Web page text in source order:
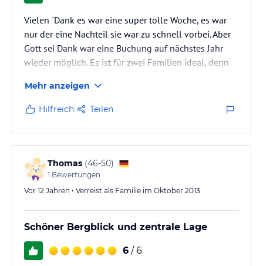
Vielen ´Dank es war eine super tolle Woche, es war
nur der eine Nachteil sie war zu schnell vorbei. Aber
Gott sei Dank war eine Buchung auf nächstes Jahr
wieder möglich. Es ist für zwei Familien ideal, denn
waren 2 Familien und hatten es total super fein.
obwohl wenig Schnee war ging es am Götschen
super zum fahren.
Wir freuen uns alle 5 auf nächstes Jahr.
Mehr anzeigen
Hilfreich Teilen
Thomas (46-50)
1 Bewertungen
Vor 12 Jahren • Verreist als Familie im Oktober 2013
Schöner Bergblick und zentrale Lage
6 / 6